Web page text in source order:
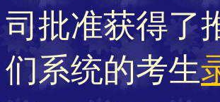
司批准获得了
们系统的考生